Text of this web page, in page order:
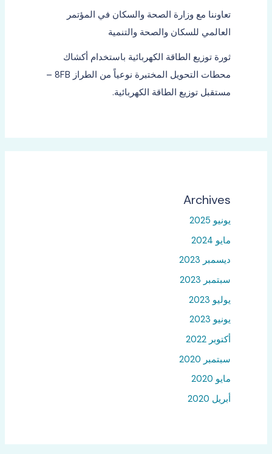
تعاوننا مع وزارة الصحة والسكان في المؤتمر
العالمي للسكان والصحة والتنمية
ثورة توزيع الطاقة الكهربائية باستخدام أكشاك
محطات التحويل المختبرة نوعياً من الطراز 8FB –
مستقبل توزيع الطاقة الكهربائية.
Archives
يونيو 2025
مايو 2024
ديسمبر 2023
سبتمبر 2023
يوليو 2023
يونيو 2023
أكتوبر 2022
سبتمبر 2020
مايو 2020
أبريل 2020